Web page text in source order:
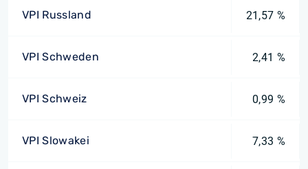
VPI Russland 21,57 %
VPI Schweden 2,41 %
VPI Schweiz 0,99 %
VPI Slowakei 7,33 %